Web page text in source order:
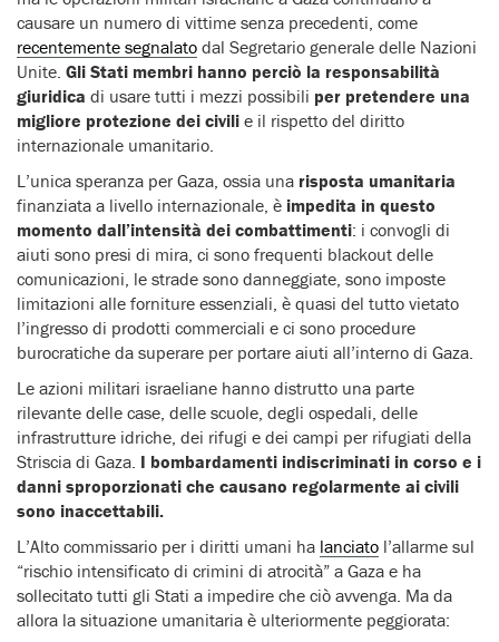
causare un numero di vittime senza precedenti, come
recentemente segnalato dal Segretario generale delle Nazioni
Unite. Gli Stati membri hanno perciò la responsabilità
giuridica di usare tutti i mezzi possibili per pretendere una
migliore protezione dei civili e il rispetto del diritto
internazionale umanitario.
L’unica speranza per Gaza, ossia una risposta umanitaria
finanziata a livello internazionale, è impedita in questo
momento dall’intensità dei combattimenti: i convogli di
aiuti sono presi di mira, ci sono frequenti blackout delle
comunicazioni, le strade sono danneggiate, sono imposte
limitazioni alle forniture essenziali, è quasi del tutto vietato
l’ingresso di prodotti commerciali e ci sono procedure
burocratiche da superare per portare aiuti all’interno di Gaza.
Le azioni militari israeliane hanno distrutto una parte
rilevante delle case, delle scuole, degli ospedali, delle
infrastrutture idriche, dei rifugi e dei campi per rifugiati della
Striscia di Gaza. I bombardamenti indiscriminati in corso e i
danni sproporzionati che causano regolarmente ai civili
sono inaccettabili.
L’Alto commissario per i diritti umani ha lanciato l’allarme sul
“rischio intensificato di crimini di atrocità” a Gaza e ha
sollecitato tutti gli Stati a impedire che ciò avvenga. Ma da
allora la situazione umanitaria è ulteriormente peggiorata: